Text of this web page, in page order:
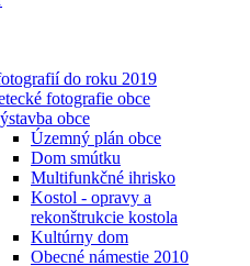
do roku 2019
fotografie obce
obce
Územný plán obce
Dom smútku
Multifunkčné ihrisko
Kostol - opravy a
rekonštrukcie kostola
Kultúrny dom
Obecné námestie 2010